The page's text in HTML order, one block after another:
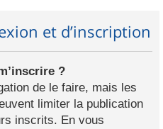
et d’inscription
?
de le faire, mais les
limiter la publication
inscrits. En vous